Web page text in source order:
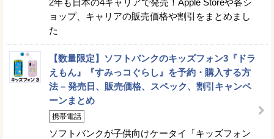
2年も日本の4キャリアで発売！Apple Storeや各シ
ョップ、キャリアの販売価格や割引をまとめまし
た
【数量限定】ソフトバンクのキッズフォン3『ドラ
えもん』『すみっコぐらし』を予約・購入する方
法 – 発売日、販売価格、スペック、割引キャンペ
ーンまとめ
携帯電話
ソフトバンクが子供向けケータイ「キッズフォン